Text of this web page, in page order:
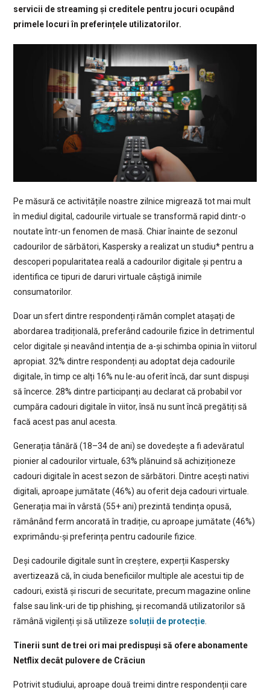
servicii de streaming și creditele pentru jocuri ocupând
primele locuri în preferințele utilizatorilor.
Pe măsură ce activitățile noastre zilnice migrează tot mai mult
în mediul digital, cadourile virtuale se transformă rapid dintr-o
noutate într-un fenomen de masă. Chiar înainte de sezonul
cadourilor de sărbători, Kaspersky a realizat un studiu* pentru a
descoperi popularitatea reală a cadourilor digitale și pentru a
identifica ce tipuri de daruri virtuale câștigă inimile
consumatorilor.
Doar un sfert dintre respondenți rămân complet atașați de
abordarea tradițională, preferând cadourile fizice în detrimentul
celor digitale și neavând intenția de a-și schimba opinia în viitorul
apropiat. 32% dintre respondenți au adoptat deja cadourile
digitale, în timp ce alți 16% nu le-au oferit încă, dar sunt dispuși
să încerce. 28% dintre participanți au declarat că probabil vor
cumpăra cadouri digitale în viitor, însă nu sunt încă pregătiți să
facă acest pas anul acesta.
Generația tânără (18–34 de ani) se dovedește a fi adevăratul
pionier al cadourilor virtuale, 63% plănuind să achiziționeze
cadouri digitale în acest sezon de sărbători. Dintre acești nativi
digitali, aproape jumătate (46%) au oferit deja cadouri virtuale.
Generația mai în vârstă (55+ ani) prezintă tendința opusă,
rămânând ferm ancorată în tradiție, cu aproape jumătate (46%)
exprimându-și preferința pentru cadourile fizice.
Deși cadourile digitale sunt în creștere, experții Kaspersky
avertizează că, în ciuda beneficiilor multiple ale acestui tip de
cadouri, există și riscuri de securitate, precum magazine online
false sau link-uri de tip phishing, și recomandă utilizatorilor să
rămână vigilenți și să utilizeze soluții de protecție.
Tinerii sunt de trei ori mai predispuși să ofere abonamente
Netflix decât pulovere de Crăciun
Potrivit studiului, aproape două treimi dintre respondenții care